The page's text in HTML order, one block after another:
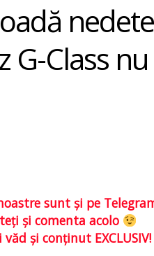
Class
sunt şi pe
şi comenta acolo
şi conţinut EXCLUSIV!